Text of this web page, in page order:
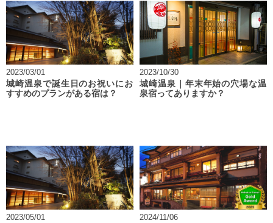
2023/03/01
城崎温泉で誕生日のお祝いにお
すすめのプランがある宿は？
2023/10/30
城崎温泉｜年末年始の穴場な温
泉宿ってありますか？
2023/05/01
2024/11/06